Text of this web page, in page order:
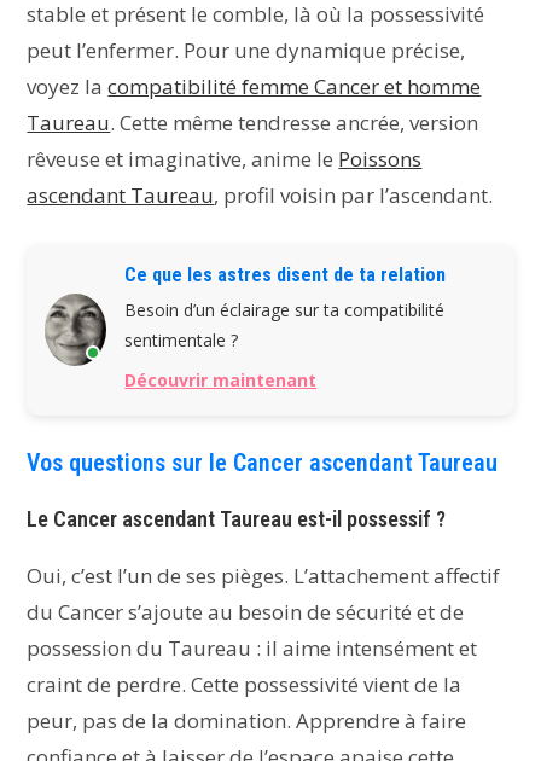
stable et présent le comble, là où la possessivité
peut l’enfermer. Pour une dynamique précise,
voyez lacompatibilité femme Cancer et homme
Taureau. Cette même tendresse ancrée, version
rêveuse et imaginative, anime le Poissons
ascendant Taureau, profil voisin par l’ascendant.
Ce que les astres disent de ta relation
Besoin d’un éclairage sur ta compatibilité
sentimentale ?
Découvrir maintenant
Vos questions sur le Cancer ascendant Taureau
Le Cancer ascendant Taureau est-il possessif ?
Oui, c’est l’un de ses pièges. L’attachement affectif
du Cancer s’ajoute au besoin de sécurité et de
possession du Taureau : il aime intensément et
craint de perdre. Cette possessivité vient de la
peur, pas de la domination. Apprendre à faire